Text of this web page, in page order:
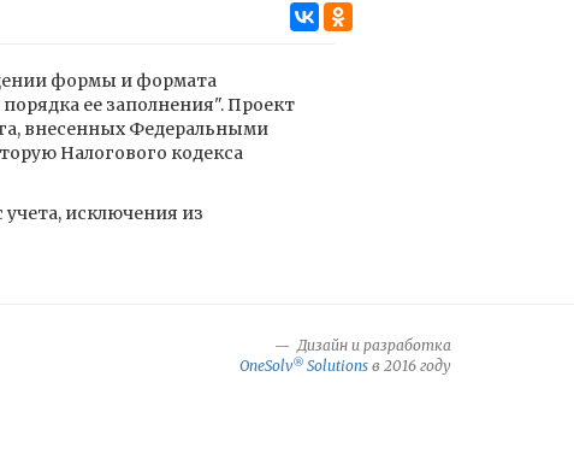
формы и формата
ее заполнения". Проект
внесенных Федеральными
Налогового кодекса
исключения из
Дизайн и разработка
OneSolv® Solutions в 2016 году